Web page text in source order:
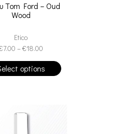
Tom Ford – Oud
Wood
Etico
7.00 –€18.00
options